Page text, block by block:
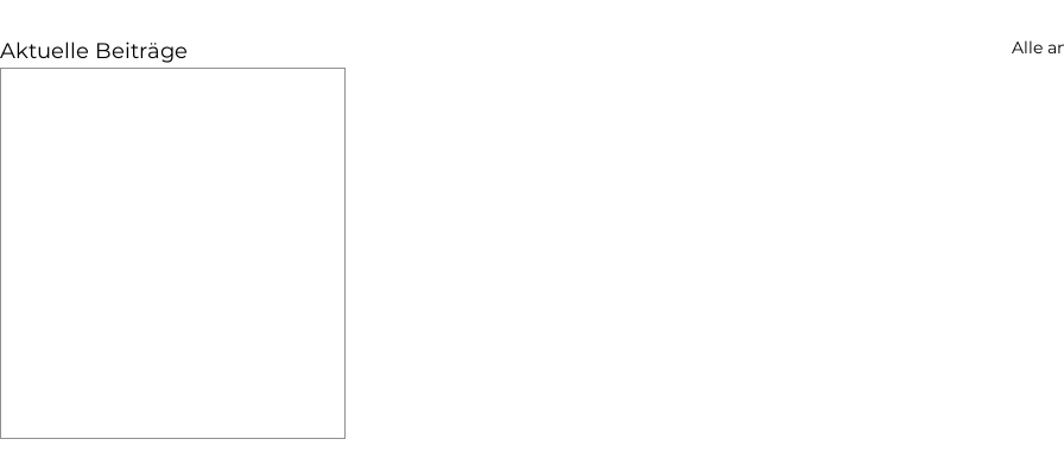
Aktuelle Beiträge Alle